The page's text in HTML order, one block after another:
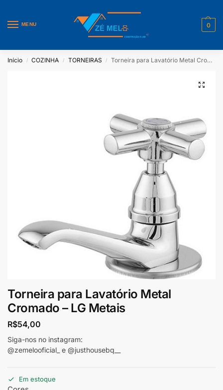
MENU 0
Início / COZINHA / TORNEIRAS / Torneira para Lavatório Metal Cromado – LG Metais
Torneira para Lavatório Metal
Cromado – LG Metais
R$54,00
Siga-nos no instagram:
@zemelooficial_ e @justhousebq__
Em estoque